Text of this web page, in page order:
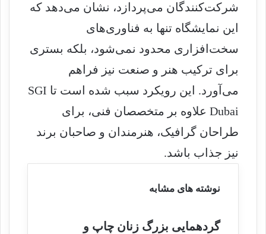
شرکت‌کنندگان می‌پردازد، نشان می‌دهد که
این نمایشگاه تنها به فناوری‌های
سخت‌افزاری محدود نمی‌شود، بلکه بستری
برای ترکیب هنر و صنعت نیز فراهم
می‌آورد. این رویکرد سبب شده است تا SGI
Dubai علاوه بر متخصصان فنی، برای
طراحان گرافیک، هنرمندان و صاحبان برند
نیز جذاب باشد.
نوشته های مشابه
گردهمایی بزرگ زنان چاپ و